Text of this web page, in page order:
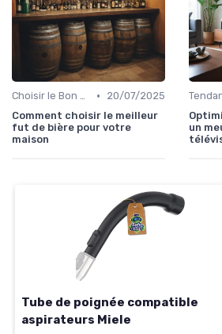
Choisir le Bon Appareil •
20/07/2025
Comment choisir le meilleur
fut de bière pour votre
maison
un
Tube de poignée compatible
aspirateurs Miele